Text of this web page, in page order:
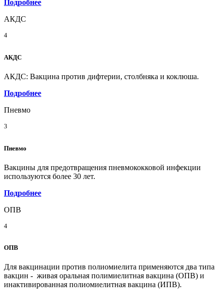
Подробнее
АКДС
4
АКДС
АКДС: Вакцина против дифтерии, столбняка и коклюша.
Подробнее
Пневмо
3
Пневмо
Вакцины для предотвращения пневмококковой инфекции
используются более 30 лет.
Подробнее
ОПВ
4
ОПВ
Для вакцинации против полиомиелита применяются два типа
вакцин - живая оральная полимиелитная вакцина (ОПВ) и
инактивированная полиомиелитная вакцина (ИПВ).